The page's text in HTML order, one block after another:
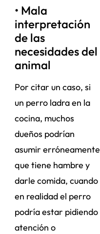
• Mala
interpretación
de las
necesidades del
animal
Por citar un caso, si
un perro ladra en la
cocina, muchos
dueños podrían
asumir erróneamente
que tiene hambre y
darle comida, cuando
en realidad el perro
podría estar pidiendo
atención o